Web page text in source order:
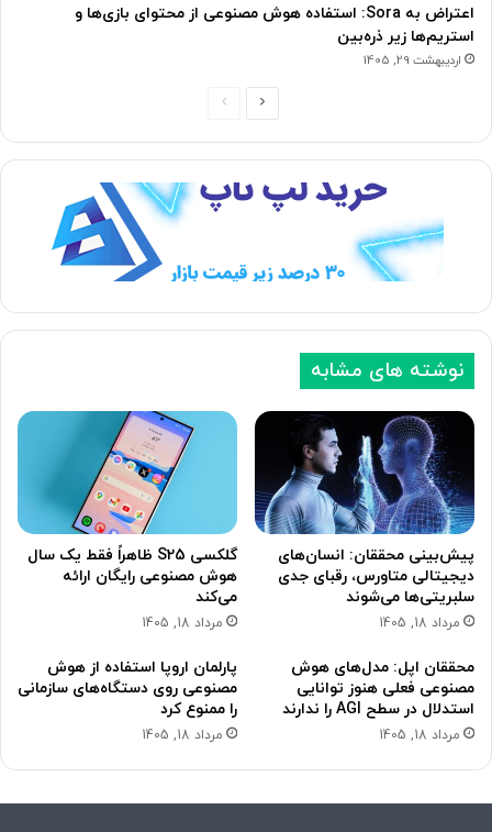
اعتراض به Sora: استفاده هوش مصنوعی از محتوای بازی‌ها و
استریم‌ها زیر ذره‌بین
اردیبهشت 29, 1405
ح
ه
ی
ح
ه
د
ی
نوشته های مشابه
پیش‌بینی محققان: انسان‌های
دیجیتالی متاورس، رقبای جدی
سلبریتی‌ها می‌شوند
مرداد 18, 1405
گلکسی S25 ظاهراً فقط یک سال
هوش مصنوعی رایگان ارائه
می‌کند
مرداد 18, 1405
محققان اپل: مدل‌های هوش
مصنوعی فعلی هنوز توانایی
استدلال در سطح AGI را ندارند
مرداد 18, 1405
پارلمان اروپا استفاده از هوش
مصنوعی روی دستگاه‌های سازمانی
را ممنوع کرد
مرداد 18, 1405